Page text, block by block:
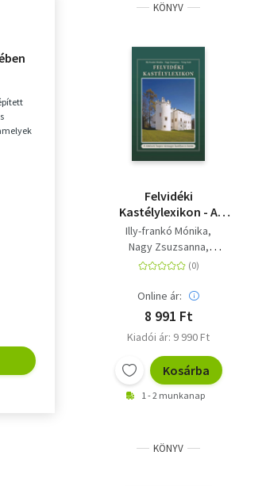
KÖNYV
Felvidéki
Kastélylexikon - A
történeti Szepes
vármegye kastélyai és
kúriái
Illy-frankó Mónika
Nagy Zsuzsanna
Virág Zsolt
Online ár:
8 991 Ft
Kiadói ár: 9 990 Ft
Kosárba
1 - 2 munkanap
KÖNYV